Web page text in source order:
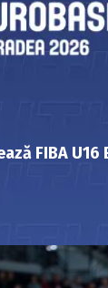
FIBA U16